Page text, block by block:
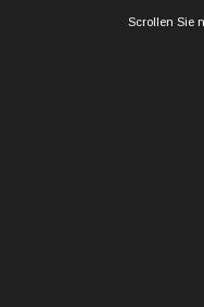
Scrollen Sie